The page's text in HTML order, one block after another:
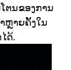
ຕນຂອງການ
ຫຼາຍຄັ້ງໃນ
ດ້.